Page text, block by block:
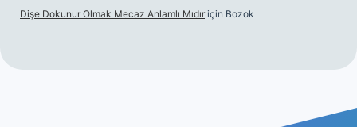
Dişe Dokunur Olmak Mecaz Anlamlı Mıdır için Bozok